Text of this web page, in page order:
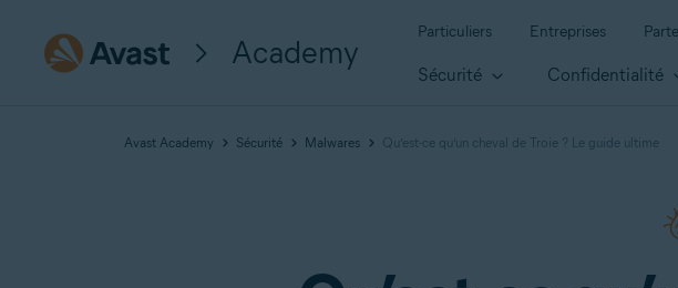
Academy
Particuliers Entreprises
Sécurité Confidentialité
Avast Academy Sécurité Malwares Qu’est-ce qu’un cheval de Troie ? Le guide ultime